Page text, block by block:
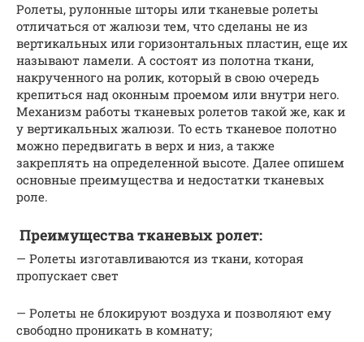
Ролеты, рулонные шторы или тканевые ролеты
отличаться от жалюзи тем, что сделаны не из
вертикальных или горизонтальных пластин, еще их
называют ламели. А состоят из полотна ткани,
накрученного на ролик, который в свою очередь
крепиться над оконным проемом или внутри него.
Механизм работы тканевых ролетов такой же, как и
у вертикальных жалюзи. То есть тканевое полотно
можно передвигать в верх и низ, а также
закреплять на определенной высоте. Далее опишем
основные преимущества и недостатки тканевых
роле.
Преимущества тканевых ролет:
— Ролеты изготавливаются из ткани, которая
пропускает свет
— Ролеты не блокируют воздуха и позволяют ему
свободно проникать в комнату;